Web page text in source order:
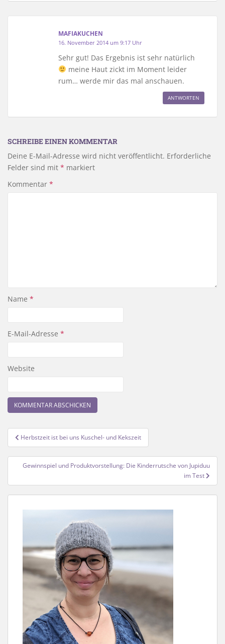
MAFIAKUCHEN
16. November 2014 um 9:17 Uhr
Sehr gut! Das Ergebnis ist sehr natürlich
meine Haut zickt im Moment leider
rum… werde mir das mal anschauen.
ANTWORTEN
SCHREIBE EINEN KOMMENTAR
Deine E-Mail-Adresse wird nicht veröffentlicht. Erforderliche
Felder sind mit * markiert
Kommentar *
Name *
E-Mail-Adresse *
Website
Beitragsnavigation
Herbstzeit ist bei uns Kuschel- und Kekszeit
Gewinnspiel und Produktvorstellung: Die Kinderrutsche von Jupiduu
im Test